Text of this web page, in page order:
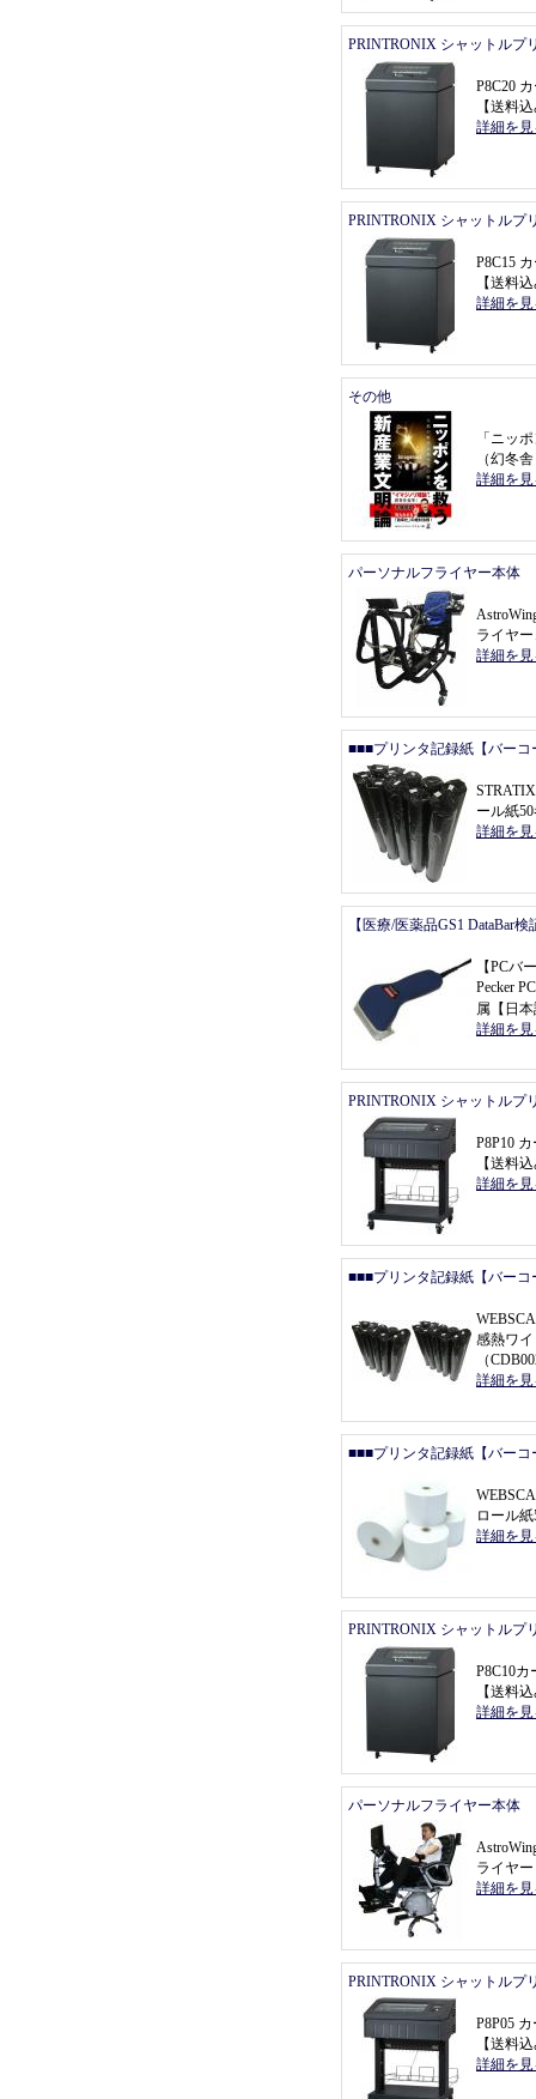
PRINTRONIX シャットルプ
P8C20
【送料
詳細を
PRINTRONIX シャットルプ
P8C15
【送料
詳細を
その他
「 ニッ
（幻冬舎
詳細を
パーソナルフライヤー本体
ライヤ
詳細を
■■■プリンタ記録紙【バー
ール紙
詳細を
【医療/医薬品GS1 DataBar
【PCバ
Pecker
属 【 日
詳細を
PRINTRONIX シャットルプ
P8P10
【送料
詳細を
■■■プリンタ記録紙【バー
感熱ワ
（
詳細を
■■■プリンタ記録紙【バー
ロール
詳細を
PRINTRONIX シャットルプ
P8C10
【送料
詳細を
パーソナルフライヤー本体
ライヤー
詳細を
PRINTRONIX シャットルプ
P8P05
【送料
詳細を